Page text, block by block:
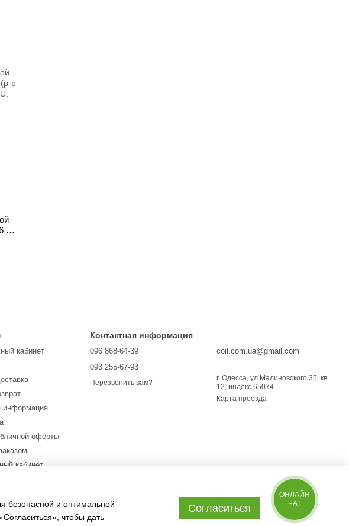
(р-
кабинет
информация
оферты
кабинет
Контактная информация
096 868-64-39
093 255-67-93
Перезвонить вам?
coil.com.ua@gmail.com
г. Одесса, ул Малиновского 35, кв
12, индекс 65074
Карта проезда
безопасной и оптимальной
чтобы дать
Согласиться
ОНЛАЙН
ЧАТ